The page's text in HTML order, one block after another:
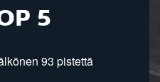
5
93 pistettä